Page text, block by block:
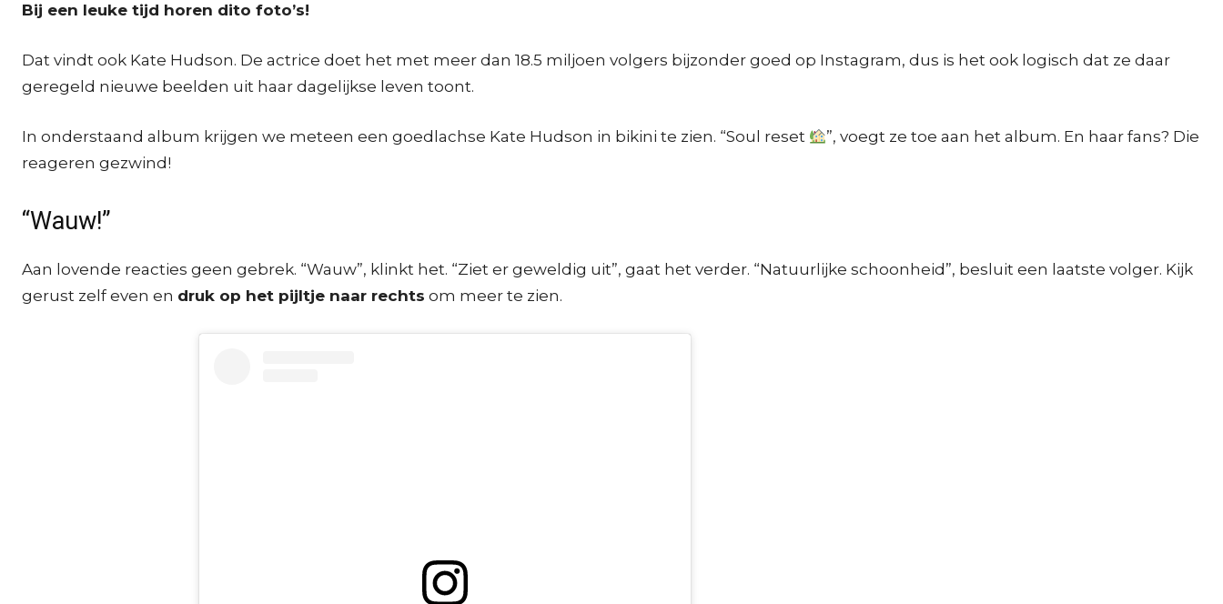
Bij een leuke tijd horen dito foto’s!
Dat vindt ook Kate Hudson. De actrice doet het met meer dan 18.5 miljoen volgers bijzonder goed op Instagram, dus is het ook logisch dat ze daar
geregeld nieuwe beelden uit haar dagelijkse leven toont.
In onderstaand album krijgen we meteen een goedlachse Kate Hudson in bikini te zien. “Soul reset
”, voegt ze toe aan het album. En haar fans? Die
reageren gezwind!
“Wauw!”
Aan lovende reacties geen gebrek. “Wauw”, klinkt het. “Ziet er geweldig uit”, gaat het verder. “Natuurlijke schoonheid”, besluit een laatste volger. Kijk
gerust zelf even en druk op het pijltje naar rechts om meer te zien.